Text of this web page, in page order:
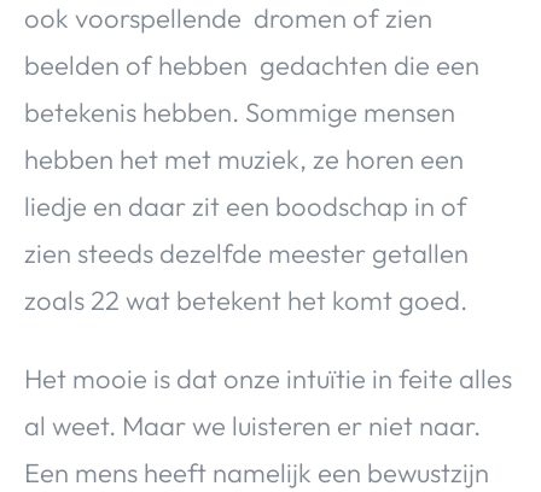
ook voorspellende dromen of zien
beelden of hebben gedachten die een
betekenis hebben. Sommige mensen
hebben het met muziek, ze horen een
liedje en daar zit een boodschap in of
zien steeds dezelfde meester getallen
zoals 22 wat betekent het komt goed.
Het mooie is dat onze intuïtie in feite alles
al weet. Maar we luisteren er niet naar.
Een mens heeft namelijk een bewustzijn